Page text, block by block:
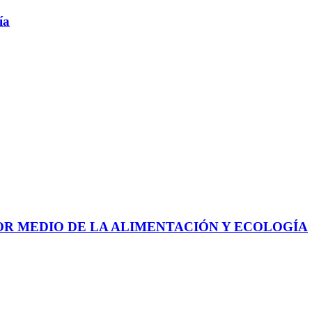
MEDIO DE LA ALIMENTACIÓN Y ECOLOGÍA